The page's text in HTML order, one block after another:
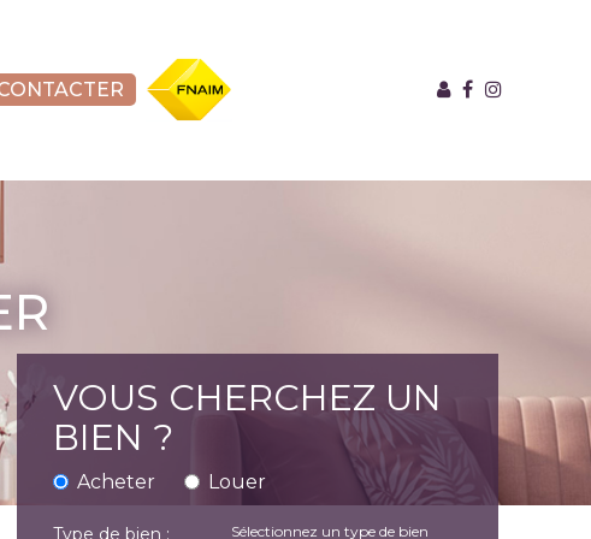
FNAIM
VOUS CHERCHEZ UN
BIEN ?
Acheter Louer
Type de bien : Sélectionnez un type de bien